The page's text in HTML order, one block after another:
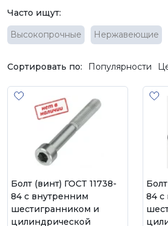
Часто ищут:
Высокопрочные
Нержавеющие
Сортировать по: Популярности
Болт (винт) ГОСТ 11738-
84 с внутренним
шестигранником и
цилиндрической
84 с